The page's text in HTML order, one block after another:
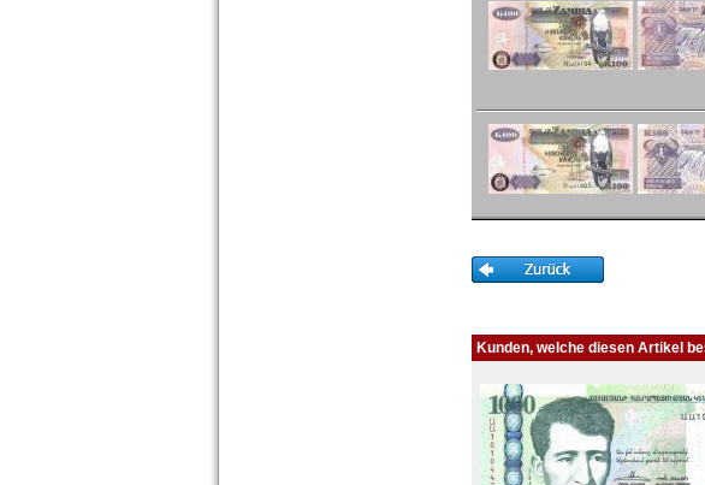
Kunden, welche diesen Artikel